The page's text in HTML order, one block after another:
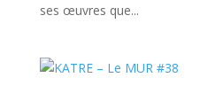
ses œuvres que...